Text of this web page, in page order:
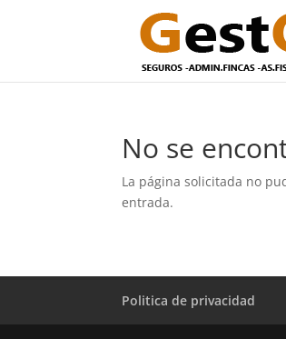
No se
La página solicitada no
entrada.
Politica de privacidad